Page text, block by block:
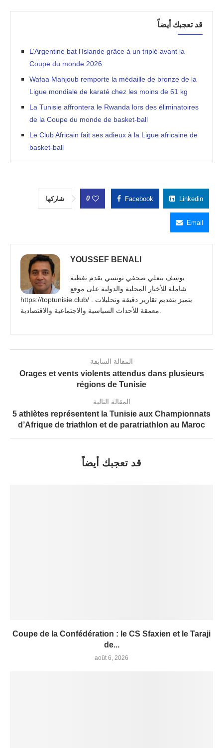
قد تعجبك أيضاً
L’Argentine bat l’Islande grâce à un triplé avant la
Coupe du monde 2026
Wafaa Mahjoub remporte la médaille de bronze de la
Ligue mondiale de karaté chez les moins de 61 kg
La Tunisie affrontera le Rwanda lors des éliminatoires
de la Coupe du monde de basket-ball
Le Club Africain fait ses adieux à la Ligue africaine de
basket-ball
شاركها 0 Facebook Linkedin
Email
YOUSSEF BENALI
يوسف بنعلي صحفي تونسي يقدم تغطية
شاملة للأخبار المحلية والدولية على موقع
https://toptunisie.club/ . يتميز بتقديم تقارير دقيقة وتحليلات
معمقة للأحداث السياسية والاجتماعية والاقتصادية.
المقالة السابقة
Orages et vents violents attendus dans plusieurs
régions de Tunisie
المقالة التالية
5 athlètes représentent la Tunisie aux Championnats
d’Afrique de triathlon et de paratriathlon au Maroc
قد تعجبك أيضاً
Coupe de la Confédération : le CS Sfaxien et le Taraji
de...
août 6, 2026